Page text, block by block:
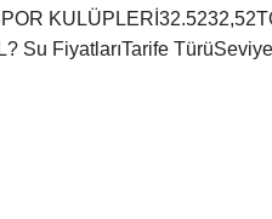
Su FiyatlarıTarife